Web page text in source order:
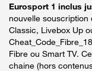
Eurosport 1 inclus
nouvelle souscription
Classic, Livebox Up
Fibre ou Smart TV.
chaine (hors